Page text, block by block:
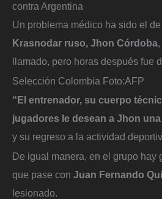
contra Argentina
Un problema médico ha sido el
Krasnodar ruso, Jhon Córdoba
llamado, pero horas después fue
Selección Colombia Foto:AFP
“El entrenador, su cuerpo
jugadores le desean a Jhon
y su regreso a la actividad
De igual manera, en el grupo hay
que pase con Juan Fernando
lesionado.